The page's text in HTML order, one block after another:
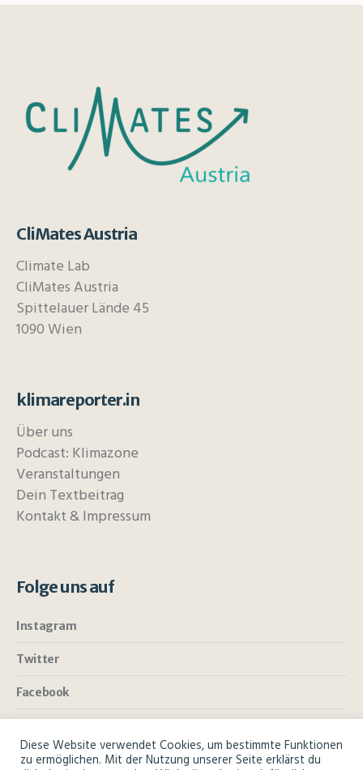
CliMates Austria
Climate Lab
CliMates Austria
Spittelauer Lände 45
1090 Wien
klimareporter.in
Über uns
Podcast: Klimazone
Veranstaltungen
Dein Textbeitrag
Kontakt & Impressum
Folge uns auf
Instagram
Twitter
Facebook
Diese Website verwendet Cookies, um bestimmte Funktionen
zu ermöglichen. Mit der Nutzung unserer Seite erklärst du